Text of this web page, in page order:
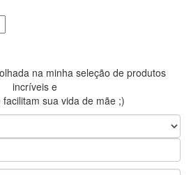
na minha seleção de produtos
incríveis e
sua vida de mãe ;)